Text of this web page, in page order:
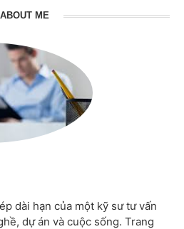
ABOUT ME
dài hạn của một kỹ sư tư vấn
dự án và cuộc sống. Trang